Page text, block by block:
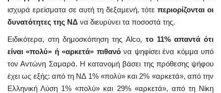
ισχυρά ερείσματα σε αυτή τη δεξαμενή, τότε περιορίζονται οι
δυνατότητες της ΝΔ να διευρύνει τα ποσοστά της.
Ειδικότερα, στη δημοσκόπηση της Alco, το 11% απαντά ότι
είναι «πολύ» ή «αρκετά» πιθανόνα ψηφίσει ένα κόμμα υπό
τον Αντώνη Σαμαρά. Η κατανομή βάσει της πρόθεσης ψήφου
έχει ως εξής: από τη ΝΔ 1% «πολύ» και 2% «αρκετά», από την
Ελληνική Λύση 1% «πολύ» και 29% «αρκετά», από τη Νίκη